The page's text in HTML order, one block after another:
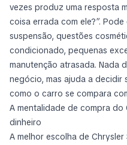
vezes produz uma resposta
coisa errada com ele?”.
suspensão, questões
condicionado, pequenas
manutenção atrasada. Nada
negócio, mas ajuda a decidir
como o carro se compara
A mentalidade de compra
dinheiro
A melhor escolha de